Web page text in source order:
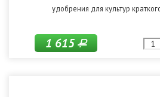
удобрения для культур
1 615Р